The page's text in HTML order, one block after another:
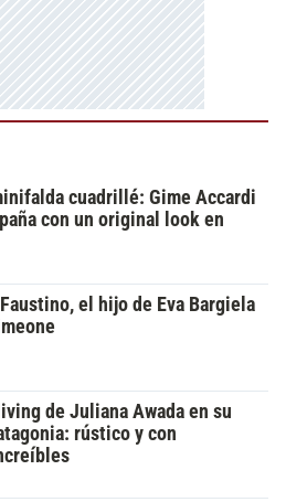
cuadrillé: Gime Accardi
con un original look en
el hijo de Eva Bargiela
de Juliana Awada en su
rústico y con